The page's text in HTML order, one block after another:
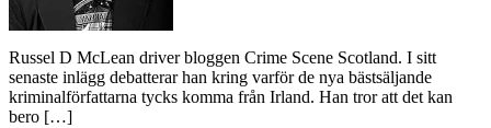
Russel D McLean driver bloggen Crime Scene Scotland. I sitt
senaste inlägg debatterar han kring varför de nya bästsäljande
kriminalförfattarna tycks komma från Irland. Han tror att det kan
bero […]